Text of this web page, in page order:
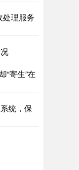
处理服务
“寄生”在
统，保